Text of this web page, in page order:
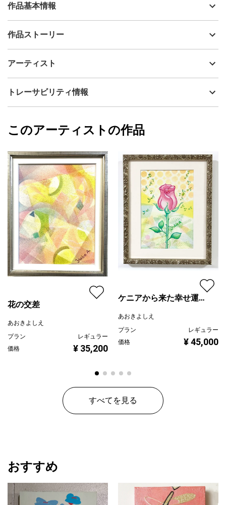
作品基本情報
出品者
制作年
ミクストメディア
カラー
緑
ジャンル
動物・生き物
配送目安
二週間以内
作品ストーリー
を思い出しています。パリの象徴であるエッフェル塔、優しいバ
。この絵は、私が初めてパリへ行った記憶を重ね合わせました。
す。制作は紙の上で、絵具の粒を飛ばして数日かけて色の層を作
り、パステルは指でのばします。筆を一切使わず制作するのもこ
を選びません。制作期間は、図案作成～制作～額装に約1ヵ月かけ
て丁寧に仕上げています。
アート、そしてオフィスの気分転換用としても楽しんで頂ければ
幸いです。
アーティスト
あおきよしえ
フォローする
トレーサビリティ情報
あおきよしえ
このアーティストの作品
花の交差
あおきよしえ
プラン
レギュラー
価格
¥ 35,200
ケニアから来た幸せ運ぶ
あおきよしえ
プラン
レギュラー
価格
¥ 45,000
すべてを見る
おすすめ